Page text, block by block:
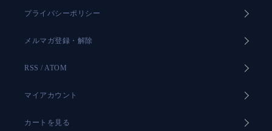
プライバシーポリシー
メルマガ登録・解除
RSS /ATOM
マイアカウント
カートを見る